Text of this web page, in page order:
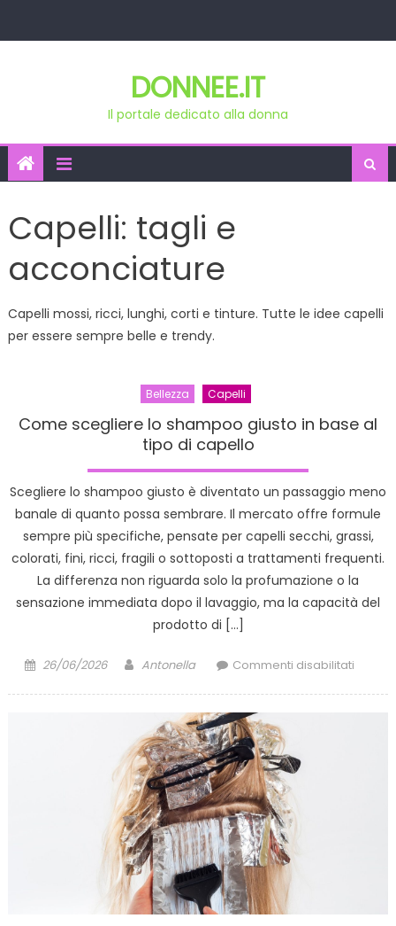
DONNEE.IT
Il portale dedicato alla donna
Capelli: tagli e
acconciature
Capelli mossi, ricci, lunghi, corti e tinture. Tutte le idee capelli
per essere sempre belle e trendy.
Bellezza Capelli
Come scegliere lo shampoo giusto in base al
tipo di capello
Scegliere lo shampoo giusto è diventato un passaggio meno
banale di quanto possa sembrare. Il mercato offre formule
sempre più specifiche, pensate per capelli secchi, grassi,
colorati, fini, ricci, fragili o sottoposti a trattamenti frequenti.
La differenza non riguarda solo la profumazione o la
sensazione immediata dopo il lavaggio, ma la capacità del
prodotto di […]
Posted
26/06/2026 Author
Antonella Commenti disabilitatisu